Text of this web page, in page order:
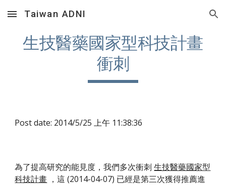
Skip to main content Skip to navigation
Taiwan ADNI
生技醫藥國家型科技計畫
衝刺
Post date: 2014/5/25 上午 11:38:36
為了提高研究的能見度，我們多次衝刺 生技醫藥國家型
科技計畫 ，這 (2014-04-07) 已經是第三次獲得推薦進